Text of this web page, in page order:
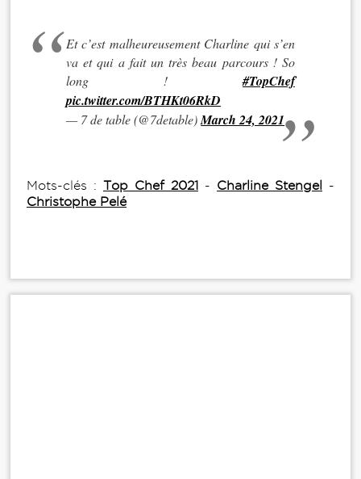
Et c’est malheureusement Charline qui s’en
va et qui a fait un très beau parcours ! So
long !#TopChef
pic.twitter.com/BTHKt06RkD
— 7 de table (@7detable)March 24, 2021
Mots-clés : Top Chef 2021 - Charline Stengel
-
Christophe Pelé